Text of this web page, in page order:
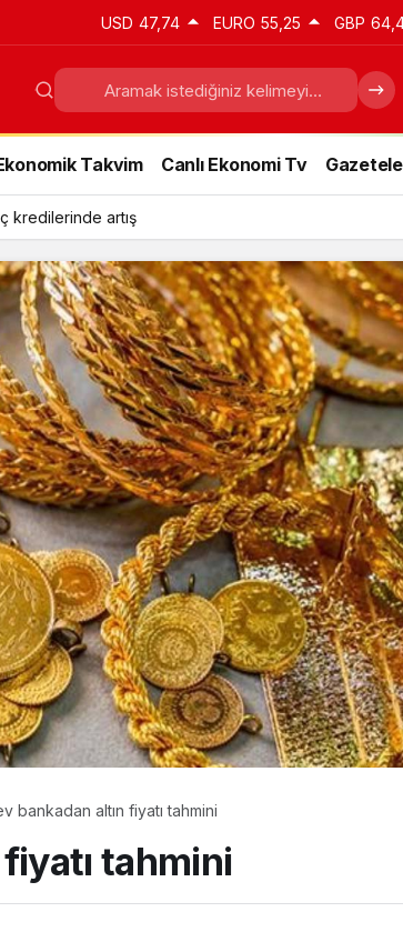
USD 47,74 EURO 55,25 GBP
Takvim Canlı Ekonomi Tv
kredilerinde artış
bankadan altın fiyatı tahmini
tahmini